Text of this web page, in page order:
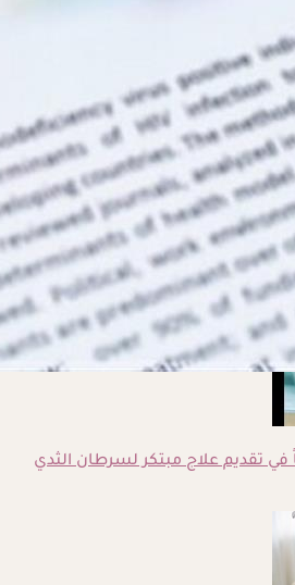
التالي،
المناعي يعزز بروتوكولات علاج سرطان
في تقديم علاج مبتكر لسرطان الثدي